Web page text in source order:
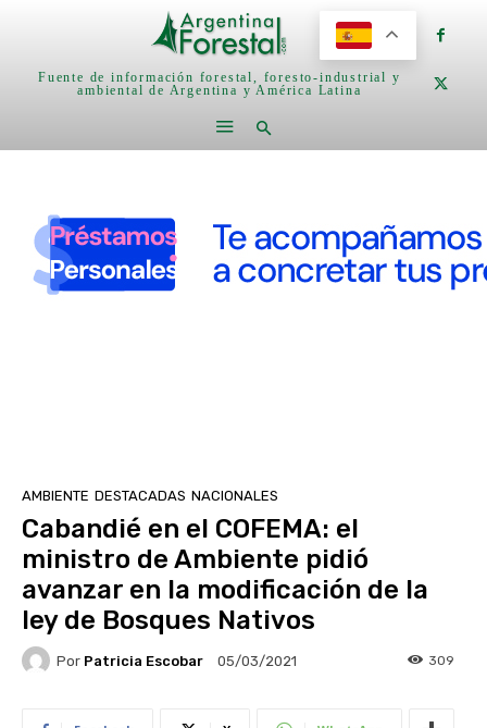
Fuente de información forestal, foresto-industrial y
ambiental de Argentina y América Latina
AMBIENTE DESTACADAS NACIONALES
Cabandié en el COFEMA: el
ministro de Ambiente pidió
avanzar en la modificación de la
ley de Bosques Nativos
Por Patricia Escobar 05/03/2021 309